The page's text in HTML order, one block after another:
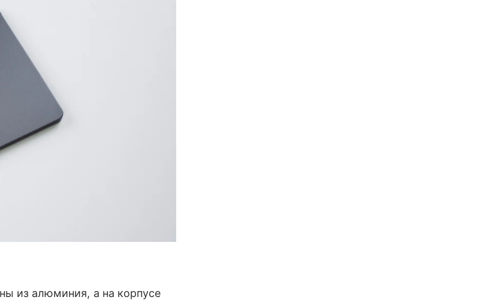
из алюминия, а на корпусе